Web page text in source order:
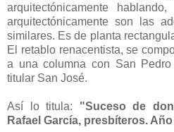
arquitectónicamente
arquitectónicamente son las
similares. Es de planta
El retablo renacentista, se
a una columna con San
titular San José.
Así lo titula: "Suceso de
Rafael García, presbíteros.